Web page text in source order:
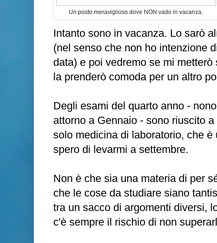
Un posto meraviglioso dove NON vado in vacanza.
Intanto sono in vacanza. Lo sarò
(nel senso che non ho intenzione
data) e poi vedremo se mi
la prenderò comoda per un altro
Degli esami del quarto anno -
attorno a Gennaio - sono riuscito
solo medicina di laboratorio, che
spero di levarmi a settembre.
Non è che sia una materia di per
che le cose da studiare siano
tra un sacco di argomenti diversi,
c'è sempre il rischio di non